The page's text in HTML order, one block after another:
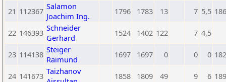
21 112367 Salamon
Joachim Ing.
1796 1783 13 7 5,5
22 146393 Schneider
Gerhard
1524 1402 122 7 4,5
23 114138 Steiger
Raimund
1697 1697 0 0 0
24 141673 Taizhanov
1858 1809 49 9 6